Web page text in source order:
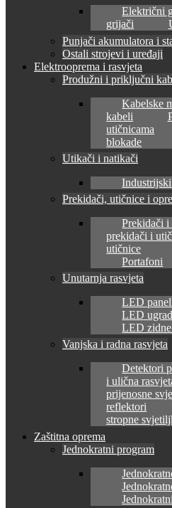
Električni
grijači
Punjači akumulatora i
Ostali strojevi i uređaji
Elektrooprema i rasvjeta
Produžni i priključni
Kabelske
kabeli
utičnicama
blokade
Utikači i natikači
Industrijski
Prekidači, utičnice i
Prekidači i
prekidači i
utičnice
Portafoni
Unutarnja rasvjeta
LED
LED
LED
Vanjska i radna rasvjeta
Detektori
i ulična
prijenosne
reflektori
stropne
Zaštitna oprema
Jednokratni program